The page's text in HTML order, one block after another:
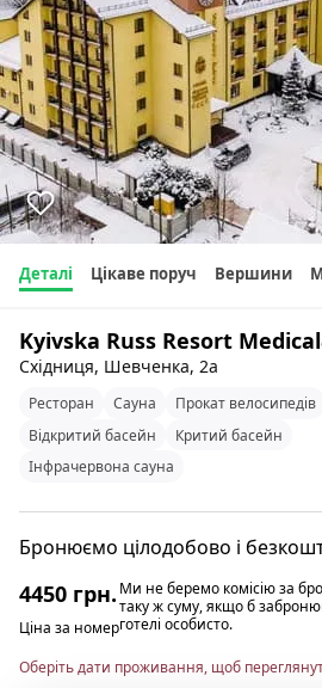
Деталі Цікаве поруч Вершини
Kyivska Russ Resort
Східниця, Шевченка, 2а
Ресторан Сауна
Прокат велосипедів
Відкритий басейн
Критий басейн
Інфрачервона сауна
Бронюємо цілодобово і
4450 грн.
Ціна за номер
Ми не беремо комісію за
таку ж суму, якщо б
готелі особисто.
Оберіть дати проживання, щоб